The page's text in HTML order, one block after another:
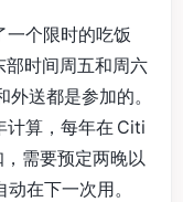
一个限时的吃饭
时间周五和周六
送都是参加的。
计算，每年在 Citi
需要预定两晚以
在下一次用。